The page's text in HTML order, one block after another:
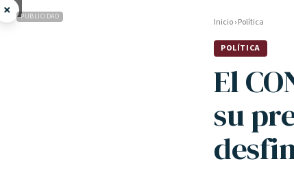
× PUBLICIDAD Inicio›Política
POLÍTICA
El
su